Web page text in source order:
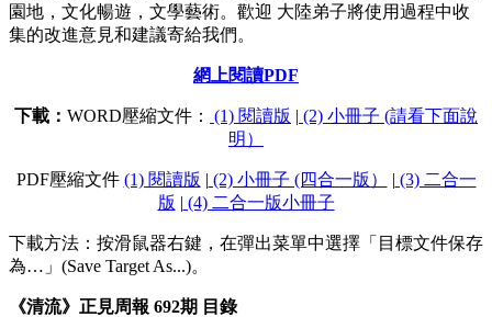
園地，文化暢遊，文學藝術。歡迎 大陸弟子將使用過程中收
集的改進意見和建議寄給我們。
網上閱讀PDF
下載： WORD壓縮文件： (1) 閱讀版 | (2) 小冊子 (請看下面說
明）
PDF壓縮文件 (1) 閱讀版 | (2) 小冊子 (四合一版） | (3) 二合一
版 | (4) 二合一版小冊子
下載方法：按滑鼠器右鍵，在彈出菜單中選擇「目標文件保存
為…」(Save Target As...)。
《清流》正見周報 692期 目錄